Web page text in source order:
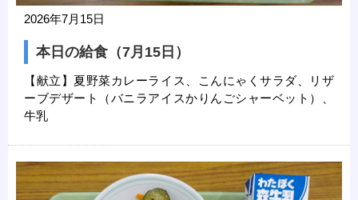
2026年7月15日
本日の給食（7月15日）
【献立】夏野菜カレーライス、こんにゃくサラダ、リザ
ーブデザート（バニラアイスかりんごシャーベット）、
牛乳